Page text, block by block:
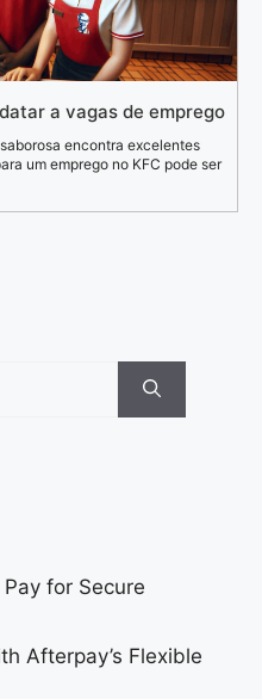
a vagas de emprego
encontra excelentes
um emprego no KFC pode ser
for Secure
Afterpay’s Flexible